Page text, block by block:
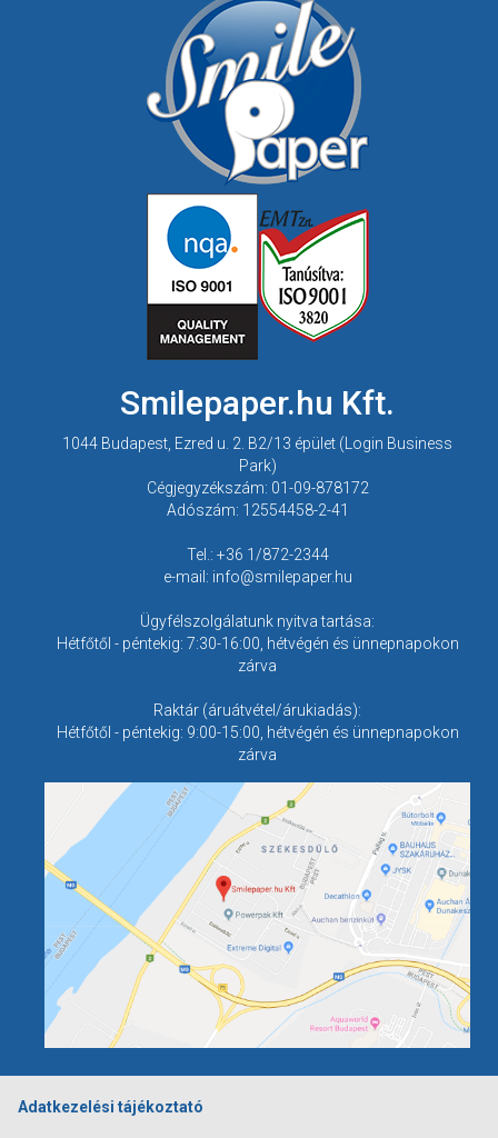
Smilepaper.hu Kft.
1044 Budapest, Ezred u. 2. B2/13 épület (Login Business
Park)
Cégjegyzékszám: 01-09-878172
Adószám: 12554458-2-41
Tel.: +36 1/872-2344
e-mail: info@smilepaper.hu
Ügyfélszolgálatunk nyitva tartása:
Hétfőtől - péntekig: 7:30-16:00, hétvégén és ünnepnapokon
zárva
Raktár (áruátvétel/árukiadás):
Hétfőtől - péntekig: 9:00-15:00, hétvégén és ünnepnapokon
zárva
Adatkezelési tájékoztató